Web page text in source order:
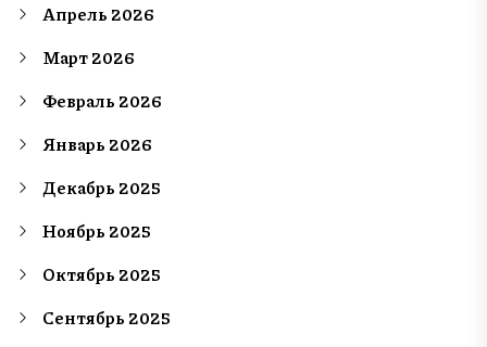
Апрель 2026
Март 2026
Февраль 2026
Январь 2026
Декабрь 2025
Ноябрь 2025
Октябрь 2025
Сентябрь 2025